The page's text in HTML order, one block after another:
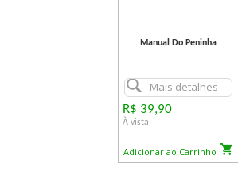
Manual Do Peninha
Mais detalhes
R$ 39,90
À vista
Adicionar ao Carrinho